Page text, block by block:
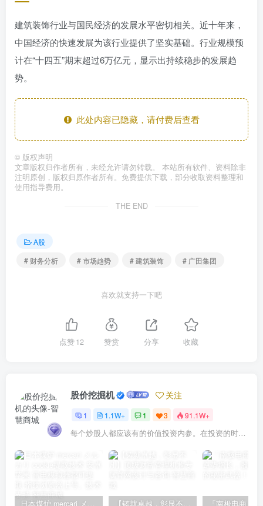
建筑装饰行业与国民经济的发展水平密切相关。近十年来，
中国经济的快速发展为该行业提供了坚实基础。行业规模预
计在“十四五”期末超过6万亿元，显示出持续稳步的发展趋
势。
此处内容已隐藏，请付费后查看
© 版权声明
文章版权归作者所有，未经允许请勿转载。 本站所有软件、资料除非
注明原创，版权归原作者所有。免费提供下载，部分收取资料整理和
使用指导费用。
THE END
A股
# 财务分析
# 市场趋势 # 建筑装饰 # 广田集团
喜欢就支持一下吧
点赞12 赞赏 分享 收藏
股价挖掘机 关注
1 1.1W+ 1 3 91.1W+
每个炒股人都应该有的价值投资内参。在投资的时候，我们把自己看成是企业分析师——而不是市场分析师，也不是宏观经济分析师，更不是证券分析师。
日本煤炉 mercari メルカリ cookie提取技术 安卓 苹果 雷电模拟器都可提取,指纹浏览器上号。技术支持 【铸就卓越，彰显不凡】顶级财富管理机构专属官网设计与咨询